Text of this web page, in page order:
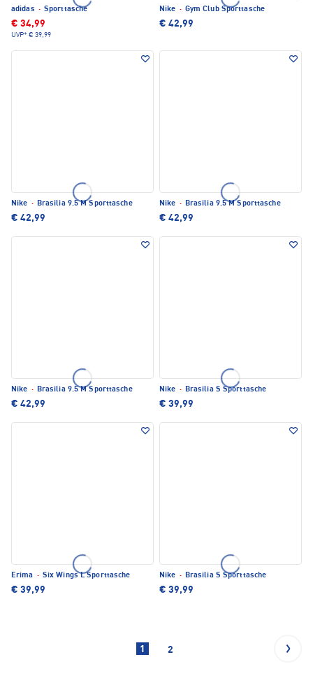
adidas · Sporttasche
€ 34,99
UVP* € 39,99
Nike · Gym Club Sporttasche
€ 42,99
Nike · Brasilia 9.5 M Sporttasche
€ 42,99
Nike · Brasilia 9.5 M Sporttasche
€ 42,99
Nike · Brasilia 9.5 M Sporttasche
€ 42,99
Nike · Brasilia S Sporttasche
€ 39,99
Erima · Six Wings L Sporttasche
€ 39,99
Nike · Brasilia S Sporttasche
€ 39,99
1 2